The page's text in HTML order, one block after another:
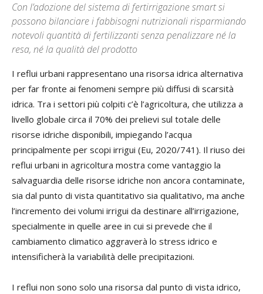
Con l’adozione del sistema di fertirrigazione smart si
possono bilanciare i fabbisogni nutrizionali risparmiando
notevoli quantità di fertilizzanti senza penalizzare né la
resa, né la qualità del prodotto
I reflui urbani rappresentano una risorsa idrica alternativa
per far fronte ai fenomeni sempre più diffusi di scarsità
idrica. Tra i settori più colpiti c’è l’agricoltura, che utilizza a
livello globale circa il 70% dei prelievi sul totale delle
risorse idriche disponibili, impiegando l’acqua
principalmente per scopi irrigui (Eu, 2020/741). Il riuso dei
reflui urbani in agricoltura mostra come vantaggio la
salvaguardia delle risorse idriche non ancora contaminate,
sia dal punto di vista quantitativo sia qualitativo, ma anche
l’incremento dei volumi irrigui da destinare all’irrigazione,
specialmente in quelle aree in cui si prevede che il
cambiamento climatico aggraverà lo stress idrico e
intensificherà la variabilità delle precipitazioni.
I reflui non sono solo una risorsa dal punto di vista idrico,